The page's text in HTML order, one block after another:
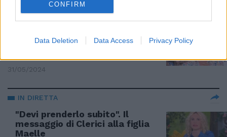
CONFIRM
Data Deletion Data Access Privacy Policy
"Parte importante": Clerici
spiazza tutti su Biagiarelli. Il
31/05/2024
IN DIRETTA
"Devi prenderlo subito". Il
messaggio di Clerici alla figlia
Maelle